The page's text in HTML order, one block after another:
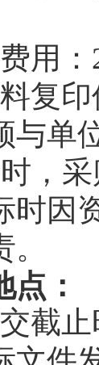
用
复
与单
，
时因
：
截